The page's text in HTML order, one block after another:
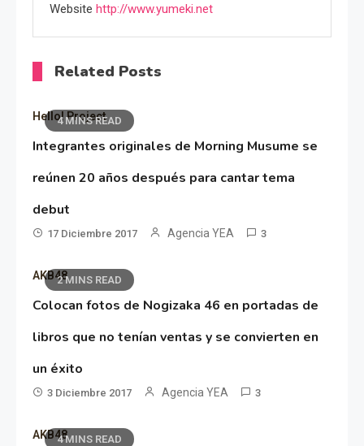
Website http://www.yumeki.net
Related Posts
4 MINS READ
Hello! Project
Integrantes originales de Morning Musume se
reúnen 20 años después para cantar tema
debut
17 Diciembre 2017 Agencia YEA 3
2 MINS READ
AKB48
Colocan fotos de Nogizaka 46 en portadas de
libros que no tenían ventas y se convierten en
un éxito
3 Diciembre 2017 Agencia YEA 3
4 MINS READ
AKB48